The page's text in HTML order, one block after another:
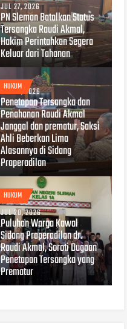
JUL 27, 2026
PN Sleman Batalkan Status
Tersangka Raudi Akmal,
Hakim Perintahkan Segera
Keluar dari Tahanan
HUKUM
JUL 22, 2026
Penetapan Tersangka dan
Penahanan Raudi Akmal
Janggal dan prematur, Saksi
Ahli Beberkan Lima
Alasannya di Sidang
Praperadilan
HUKUM
JUL 20, 2026
Puluhan Warga Kawal
Sidang Praperadilan dr.
Raudi Akmal, Soroti Dugaan
Penetapan Tersangka yang
Prematur